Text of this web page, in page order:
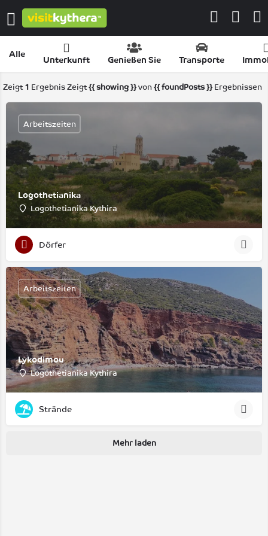
Alle
Unterkunft Genießen Sie Transporte
Zeigt 1 Ergebnis Zeigt{{ showing }}von {{ foundPosts }}Ergebnissen
Logothetianika
Logothetianika Kythira
Arbeitszeiten
Dörfer
Lykodimou
Logothetianika Kythira
Arbeitszeiten
Strände
Mehr laden